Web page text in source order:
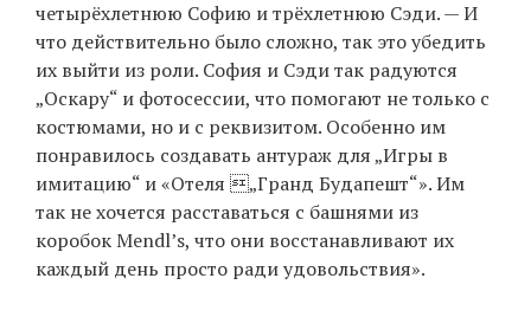
четырёхлетнюю Софию и трёхлетнюю Сэди. — И
что действительно было сложно, так это убедить
их выйти из роли. София и Сэди так радуются
„Оскару“ и фотосессии, что помогают не только с
костюмами, но и с реквизитом. Особенно им
понравилось создавать антураж для „Игры в
имитацию“ и «Отеля „Гранд Будапешт“». Им
так не хочется расставаться с башнями из
коробок Mendl’s, что они восстанавливают их
каждый день просто ради удовольствия».